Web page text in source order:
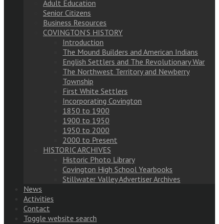
Adult Education
Senior Citizens
Business Resources
COVINGTON’S HISTORY
Introduction
The Mound Builders and American Indians
English Settlers and The Revolutionary War
The Northwest Territory and Newberry
Township
First White Settlers
Incorporating Covington
1850 to 1900
1900 to 1950
1950 to 2000
2000 to Present
HISTORIC ARCHIVES
Historic Photo Library
Covington High School Yearbooks
Stillwater Valley Advertiser Archives
News
Activities
Contact
Toggle website search